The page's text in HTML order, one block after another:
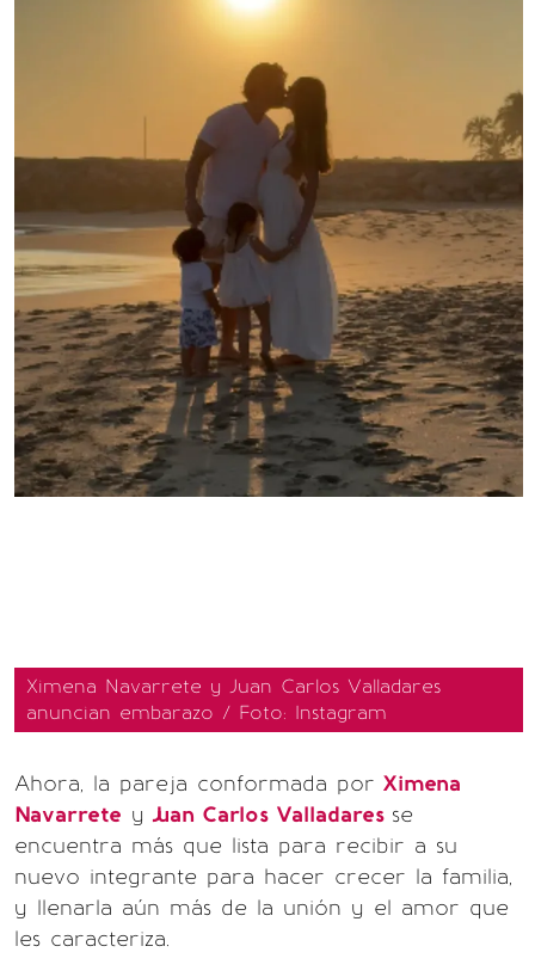
Ximena Navarrete y Juan Carlos Valladares
anuncian embarazo / Foto: Instagram
Ahora, la pareja conformada por Ximena
Navarrete y Juan Carlos Valladares se
encuentra más que lista para recibir a su
nuevo integrante para hacer crecer la familia,
y llenarla aún más de la unión y el amor que
les caracteriza.